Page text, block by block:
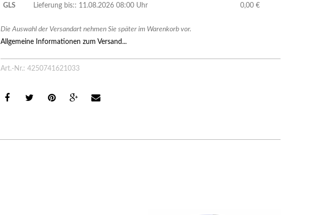
GLS Lieferung bis:: 11.08.2026 08:00 Uhr 0,00 €
Die Auswahl der Versandart nehmen Sie später im Warenkorb vor.
Allgemeine Informationen zum Versand...
Art.-Nr.: 4250741621033